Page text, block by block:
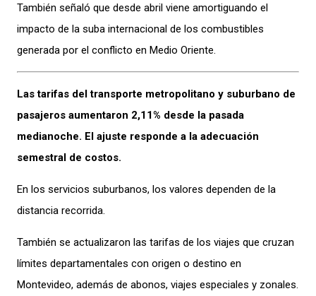
También señaló que desde abril viene amortiguando el
impacto de la suba internacional de los combustibles
generada por el conflicto en Medio Oriente.
Las tarifas del transporte metropolitano y suburbano de
pasajeros aumentaron 2,11% desde la pasada
medianoche. El ajuste responde a la adecuación
semestral de costos.
En los servicios suburbanos, los valores dependen de la
distancia recorrida.
También se actualizaron las tarifas de los viajes que cruzan
límites departamentales con origen o destino en
Montevideo, además de abonos, viajes especiales y zonales.